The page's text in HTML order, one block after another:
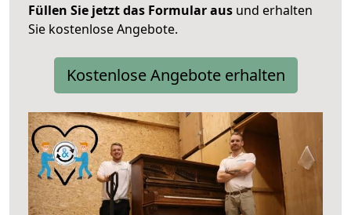
Füllen Sie jetzt das Formular aus und erhalten
Sie kostenlose Angebote.
Kostenlose Angebote erhalten